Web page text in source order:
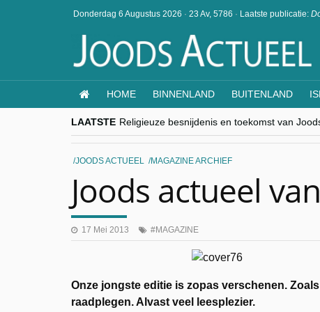
Donderdag 6 Augustus 2026 · 23 Av, 5786 · Laatste publicatie:
HOME BINNENLAND BUITENLAND
LAATSTE Religieuze besnijdenis en toekomst van
“Besnijdenisdebat toont hoe moeilijk
CITYTRIP | ROEMENIË – Boekarest: de
“Vandaag zit elke Jood in België op de
JOODS ACTUEEL MAGAZINE ARCHIEF
Joods actueel
17 Mei 2013 MAGAZINE
Onze jongste editie is zopas verschenen.
raadplegen. Alvast veel leesplezier.